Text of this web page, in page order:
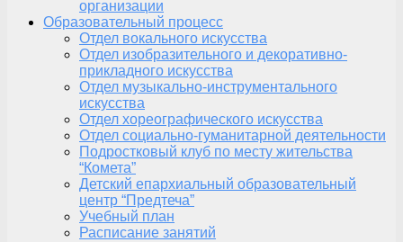
организации
Образовательный процесс
Отдел вокального искусства
Отдел изобразительного и декоративно-
прикладного искусства
Отдел музыкально-инструментального
искусства
Отдел хореографического искусства
Отдел социально-гуманитарной деятельности
Подростковый клуб по месту жительства
“Комета”
Детский епархиальный образовательный
центр “Предтеча”
Учебный план
Расписание занятий